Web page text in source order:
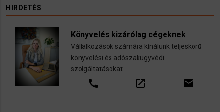
HIRDETÉS
Könyvelés kizárólag cégeknek
Vállalkozások számára kínálunk teljeskörű
könyvelési és adószakügyvédi
szolgáltatásokat
call open_in_new email